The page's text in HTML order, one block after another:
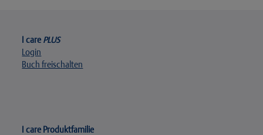
I care PLUS
Login
Buch freischalten
I care Produktfamilie